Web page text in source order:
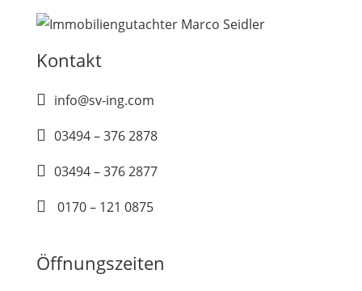
Kontakt
 info@sv-ing.com
 03494 – 376 2878
 03494 – 376 2877

0170 – 121 0875
Öffnungszeiten